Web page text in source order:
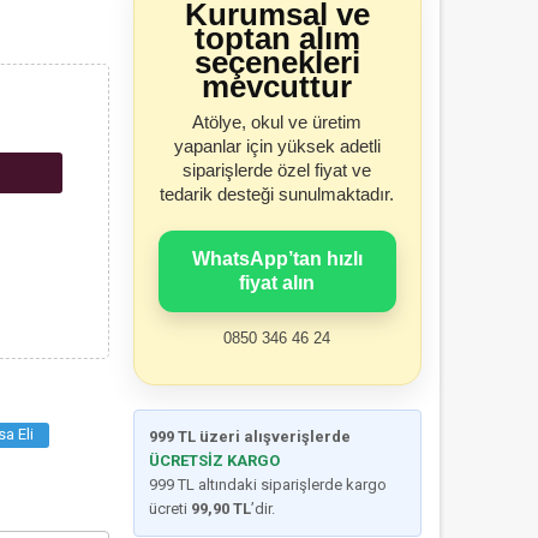
Eli
Kurumsal ve
toptan alım
seçenekleri
mevcuttur
Atölye, okul ve üretim
yapanlar için yüksek adetli
siparişlerde özel fiyat ve
tedarik desteği sunulmaktadır.
WhatsApp’tan hızlı
fiyat alın
0850 346 46 24
999 TL üzeri alışverişlerde
ÜCRETSİZ KARGO
999 TL altındaki siparişlerde kargo
ücreti 99,90 TL’dir.